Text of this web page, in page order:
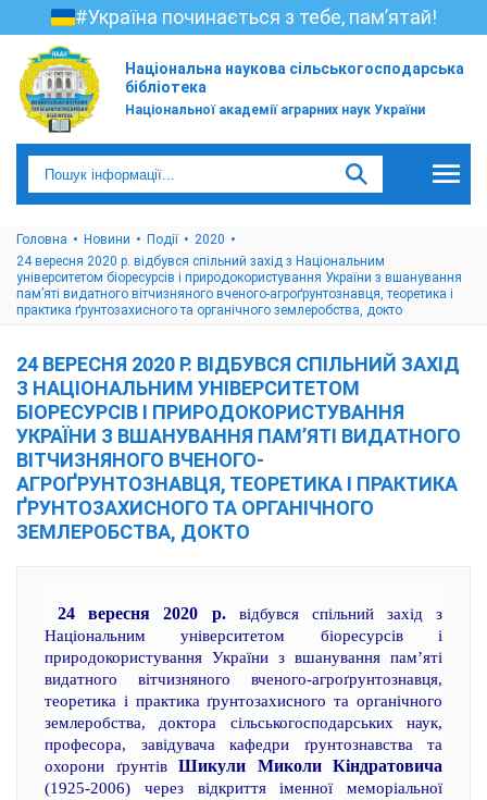
#Україна починається з тебе, пам’ятай!
Національна наукова сільськогосподарська
бібліотека
Національної академії аграрних наук України
Головна Новини Події
2020
24 вересня 2020 р. відбувся спільний захід з Національним
університетом біоресурсів і природокористування України з вшанування
пам’яті видатного вітчизняного вченого-агроґрунтознавця, теоретика і
практика ґрунтозахисного та органічного землеробства, докто
24 ВЕРЕСНЯ 2020 Р. ВІДБУВСЯ СПІЛЬНИЙ ЗАХІД
З НАЦІОНАЛЬНИМ УНІВЕРСИТЕТОМ
БІОРЕСУРСІВ І ПРИРОДОКОРИСТУВАННЯ
УКРАЇНИ З ВШАНУВАННЯ ПАМ’ЯТІ ВИДАТНОГО
ВІТЧИЗНЯНОГО ВЧЕНОГО-
АГРОҐРУНТОЗНАВЦЯ, ТЕОРЕТИКА І ПРАКТИКА
ҐРУНТОЗАХИСНОГО ТА ОРГАНІЧНОГО
ЗЕМЛЕРОБСТВА, ДОКТО
24 вересня 2020 р.відбувся спільний захід з
Національним університетом біоресурсів і
природокористування України з вшанування пам’яті
видатного вітчизняного вченого-агроґрунтознавця,
теоретика і практика ґрунтозахисного та органічного
землеробства, доктора сільськогосподарських наук,
професора, завідувача кафедри ґрунтознавства та
охорони ґрунтів Шикули Миколи Кіндратовича
(1925-2006) через відкриття іменної меморіальної